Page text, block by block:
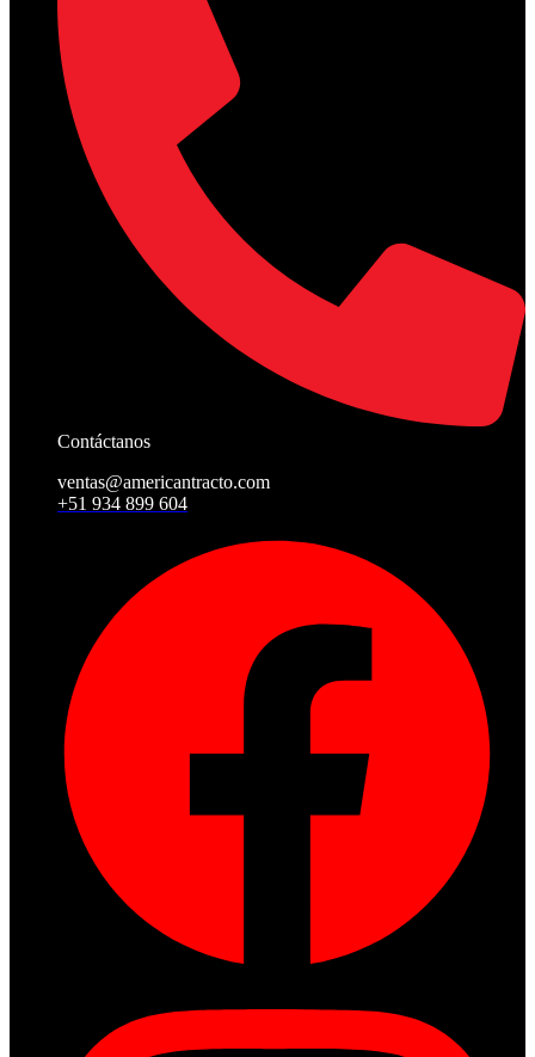
Contáctanos
ventas@americantracto.com
+51 934 899 604